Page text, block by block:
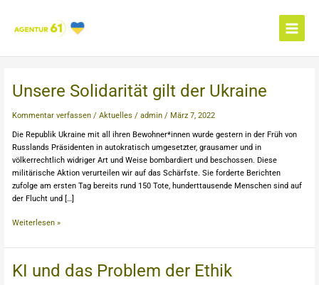
springen
Menu
Unsere Solidarität gilt der Ukraine
Kommentar verfassen / Aktuelles / admin / März 7, 2022
Die Republik Ukraine mit all ihren Bewohner*innen wurde gestern in der Früh von
Russlands Präsidenten in autokratisch umgesetzter, grausamer und in
völkerrechtlich widriger Art und Weise bombardiert und beschossen. Diese
militärische Aktion verurteilen wir auf das Schärfste. Sie forderte Berichten
zufolge am ersten Tag bereits rund 150 Tote, hunderttausende Menschen sind auf
der Flucht und […]
Unsere
Solidarität
gilt
Ukraine
Weiterlesen »
KI und das Problem der Ethik
KI
und